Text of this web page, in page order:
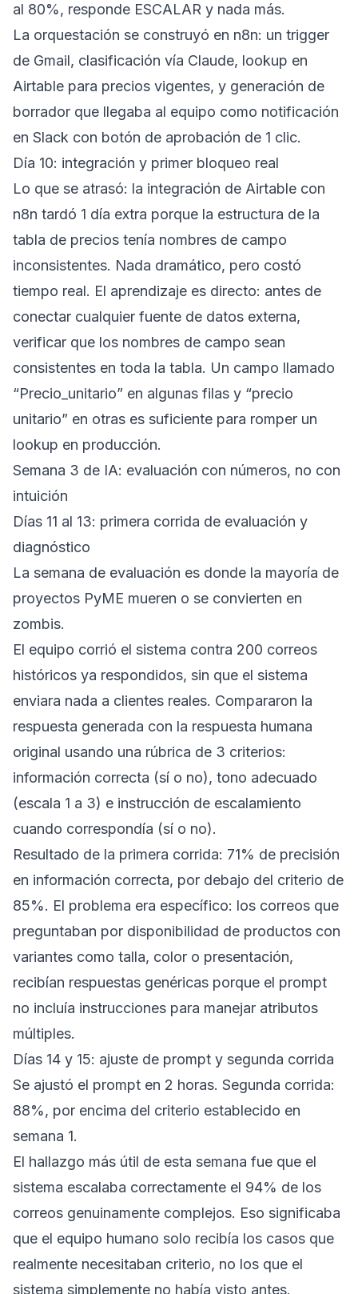
al 80%, responde ESCALAR y nada más.
La orquestación se construyó en n8n: un trigger
de Gmail, clasificación vía Claude, lookup en
Airtable para precios vigentes, y generación de
borrador que llegaba al equipo como notificación
en Slack con botón de aprobación de 1 clic.
Día 10: integración y primer bloqueo real
Lo que se atrasó: la integración de Airtable con
n8n tardó 1 día extra porque la estructura de la
tabla de precios tenía nombres de campo
inconsistentes. Nada dramático, pero costó
tiempo real. El aprendizaje es directo: antes de
conectar cualquier fuente de datos externa,
verificar que los nombres de campo sean
consistentes en toda la tabla. Un campo llamado
“Precio_unitario” en algunas filas y “precio
unitario” en otras es suficiente para romper un
lookup en producción.
Semana 3 de IA: evaluación con números, no con
intuición
Días 11 al 13: primera corrida de evaluación y
diagnóstico
La semana de evaluación es donde la mayoría de
proyectos PyME mueren o se convierten en
zombis.
El equipo corrió el sistema contra 200 correos
históricos ya respondidos, sin que el sistema
enviara nada a clientes reales. Compararon la
respuesta generada con la respuesta humana
original usando una rúbrica de 3 criterios:
información correcta (sí o no), tono adecuado
(escala 1 a 3) e instrucción de escalamiento
cuando correspondía (sí o no).
Resultado de la primera corrida: 71% de precisión
en información correcta, por debajo del criterio de
85%. El problema era específico: los correos que
preguntaban por disponibilidad de productos con
variantes como talla, color o presentación,
recibían respuestas genéricas porque el prompt
no incluía instrucciones para manejar atributos
múltiples.
Días 14 y 15: ajuste de prompt y segunda corrida
Se ajustó el prompt en 2 horas. Segunda corrida:
88%, por encima del criterio establecido en
semana 1.
El hallazgo más útil de esta semana fue que el
sistema escalaba correctamente el 94% de los
correos genuinamente complejos. Eso significaba
que el equipo humano solo recibía los casos que
realmente necesitaban criterio, no los que el
sistema simplemente no había visto antes.